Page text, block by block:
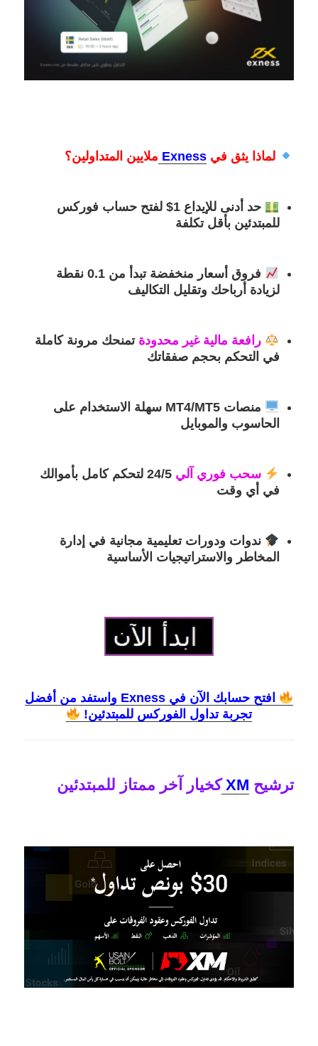
لماذا يثق في Exness ملايين المتداولين؟
حد أدنى للإيداع 1$
لفتح حساب فوركس
للمبتدئين بأقل تكلفة
فروق أسعار منخفضة تبدأ من 0.1 نقطة
لزيادة أرباحك وتقليل التكاليف
رافعة مالية غير محدودة تمنحك مرونة كاملة
في التحكم بحجم صفقاتك
منصات MT4/MT5 سهلة الاستخدام
على
الحاسوب والموبايل
سحب فوري آلي
لتحكم كامل بأموالك
في أي وقت
ندوات ودورات تعليمية مجانية في إدارة
المخاطر والاستراتيجيات الأساسية
افتح حسابك الآن في Exness واستفد من أفضل
تجربة تداول الفوركس للمبتدئين!
ترشيح XM كخيار آخر ممتاز للمبتدئين